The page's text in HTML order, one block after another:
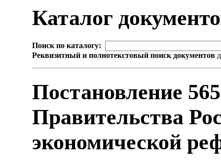
Каталог
Поиск по каталогу:
Реквизитный и полнотекстовый поиск документов
Постановление
Правительства
экономической